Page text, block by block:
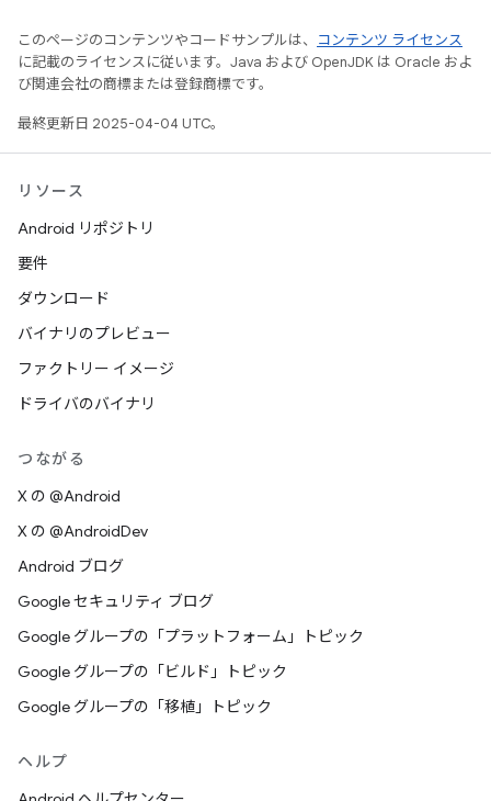
このページのコンテンツやコードサンプルは、
コンテンツ ライセンス
に記載のライセンスに従います。Java および OpenJDK は Oracle およ
び関連会社の商標または登録商標です。
最終更新日 2025-04-04 UTC。
リソース
Android リポジトリ
要件
ダウンロード
バイナリのプレビュー
ファクトリー イメージ
ドライバのバイナリ
つながる
X の @Android
X の @AndroidDev
Android ブログ
Google セキュリティ ブログ
Google グループの「プラットフォーム」トピック
Google グループの「ビルド」トピック
Google グループの「移植」トピック
ヘルプ